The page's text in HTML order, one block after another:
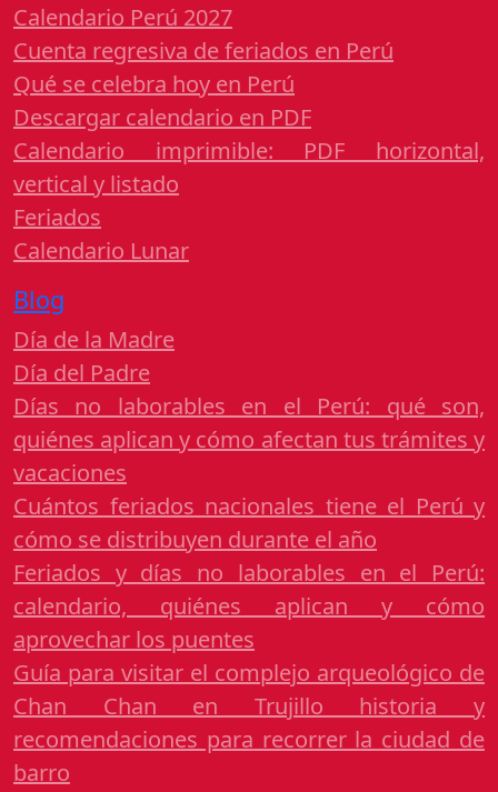
Calendario Perú 2027
Cuenta regresiva de feriados en Perú
Qué se celebra hoy en Perú
Descargar calendario en PDF
Calendario imprimible: PDF horizontal,
vertical y listado
Feriados
Calendario Lunar
Blog
Día de la Madre
Día del Padre
Días no laborables en el Perú: qué son,
quiénes aplican y cómo afectan tus trámites y
vacaciones
Cuántos feriados nacionales tiene el Perú y
cómo se distribuyen durante el año
Feriados y días no laborables en el Perú:
calendario, quiénes aplican y cómo
aprovechar los puentes
Guía para visitar el complejo arqueológico de
Chan Chan en Trujillo historia y
recomendaciones para recorrer la ciudad de
barro